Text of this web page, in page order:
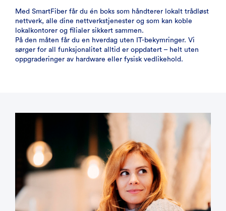
Med SmartFiber får du én boks som håndterer lokalt trådløst
nettverk, alle dine nettverkstjenester og som kan koble
lokalkontorer og filialer sikkert sammen.
På den måten får du en hverdag uten IT-bekymringer. Vi
sørger for all funksjonalitet alltid er oppdatert – helt uten
oppgraderinger av hardware eller fysisk vedlikehold.